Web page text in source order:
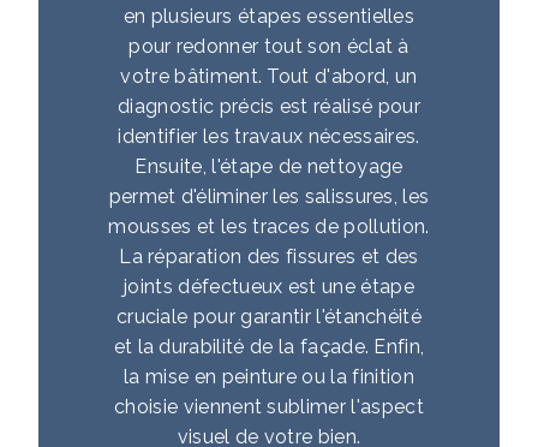
en plusieurs étapes essentielles
pour redonner tout son éclat à
votre bâtiment. Tout d'abord, un
diagnostic précis est réalisé pour
identifier les travaux nécessaires.
Ensuite, l'étape de nettoyage
permet d'éliminer les salissures, les
mousses et les traces de pollution.
La réparation des fissures et des
joints défectueux est une étape
cruciale pour garantir l'étanchéité
et la durabilité de la façade. Enfin,
la mise en peinture ou la finition
choisie viennent sublimer l'aspect
visuel de votre bien.